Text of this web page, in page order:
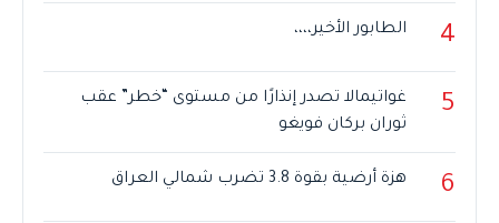
4 الطابور الأخير،،،،
5
غواتيمالا تصدر إنذارًا من مستوى “خطر” عقب
ثوران بركان فويغو
6 هزة أرضية بقوة 3.8 تضرب شمالي العراق